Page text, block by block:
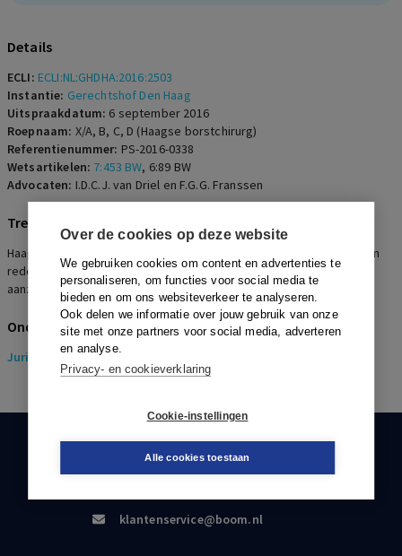
Over de cookies op deze website
We gebruiken cookies om content en advertenties te
personaliseren, om functies voor social media te
bieden en om ons websiteverkeer te analyseren.
Ook delen we informatie over jouw gebruik van onze
site met onze partners voor social media, adverteren
en analyse.
Privacy- en cookieverklaring
Cookie-instellingen
Alle cookies toestaan
tekortgeschoten en aansprakelijk is
voor de schade van vier patiëntes.
Het hof begroot de schade die de
gynaecoloog moet betalen.
Details
ECLI: ECLI:NL:GHDHA:2016:2503
Instantie: Gerechtshof Den Haag
Uitspraakdatum: 6 september 2016
Roepnaam: X/A, B, C, D (Haagse borstchirurg)
Referentienummer: PS-2016-0338
Wetsartikelen: 7:453 BW, 6:89 BW
Advocaten: I.D.C.J. van Driel en F.G.G. Franssen
Trefwoorden
Haagse borstchirurg, beoordeling medisch handelen, klagen binnen
redelijke termijn, bewijsvermoeden, onzorgvuldig handelen ten
aanzien van borstvergrotende operaties
Onderwerpen
Juridisch > Aansprakelijkheidsrecht
KLANTENSERVICE
klantenservice@boom.nl